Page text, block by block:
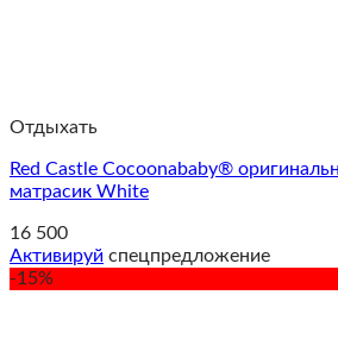
Отдыхать
Red Castle Cocoonababy®
матрасик White
16 500
Активируй спецпредложение
-15%